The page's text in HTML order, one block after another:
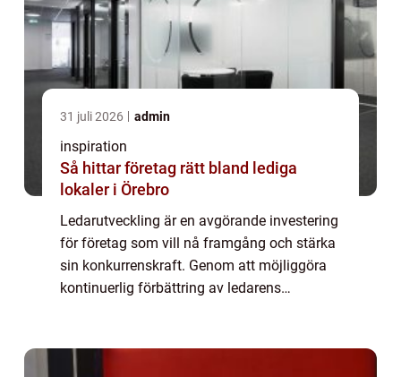
31 juli 2026 admin
inspiration
Så hittar företag rätt bland lediga
lokaler i Örebro
Ledarutveckling är en avgörande investering
för företag som vill nå framgång och stärka
sin konkurrenskraft. Genom att möjliggöra
kontinuerlig förbättring av ledarens